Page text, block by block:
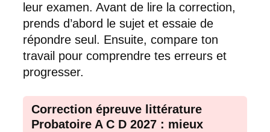
leur examen. Avant de lire la correction,
prends d’abord le sujet et essaie de
répondre seul. Ensuite, compare ton
travail pour comprendre tes erreurs et
progresser.
Correction épreuve littérature
Probatoire A C D 2027 : mieux